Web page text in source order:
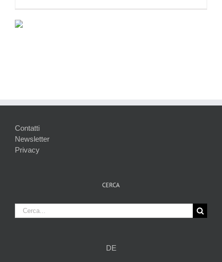
Contatti
Newsletter
Privacy
CERCA
Cerca
per:
DE